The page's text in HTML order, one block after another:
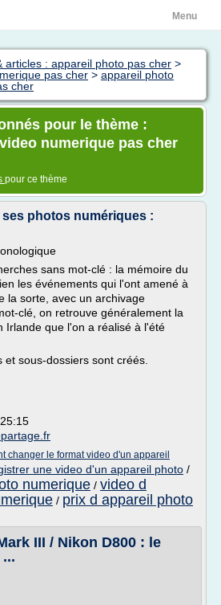
Menu
articles : appareil photo pas cher >
pas cher > appareil photo
cher
pour le thème :
numerique pas cher
pour ce thème
photos numériques :
sans mot-clé : la mémoire du
les événements qui l'ont amené à
la sorte, avec un archivage
clé, on retrouve généralement la
Irlande que l'on a réalisé à l'été
et sous-dossiers sont créés.
changer le format video d'un appareil
une video d'un appareil photo /
numerique / video d
/ prix d appareil photo
III / Nikon D800 : le